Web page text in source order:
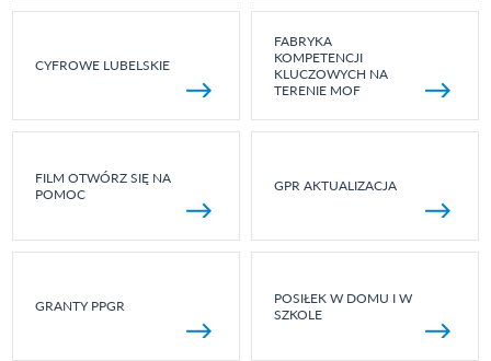
CYFROWE LUBELSKIE
FABRYKA
KOMPETENCJI
KLUCZOWYCH NA
TERENIE MOF
FILM OTWÓRZ SIĘ NA
POMOC
GPR AKTUALIZACJA
GRANTY PPGR
POSIŁEK W DOMU I W
SZKOLE